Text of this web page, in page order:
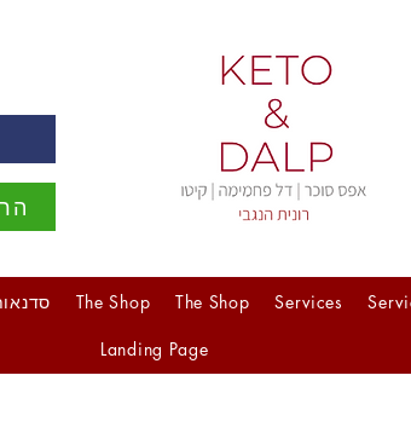
Services
The Shop
The Shop
Landing Page